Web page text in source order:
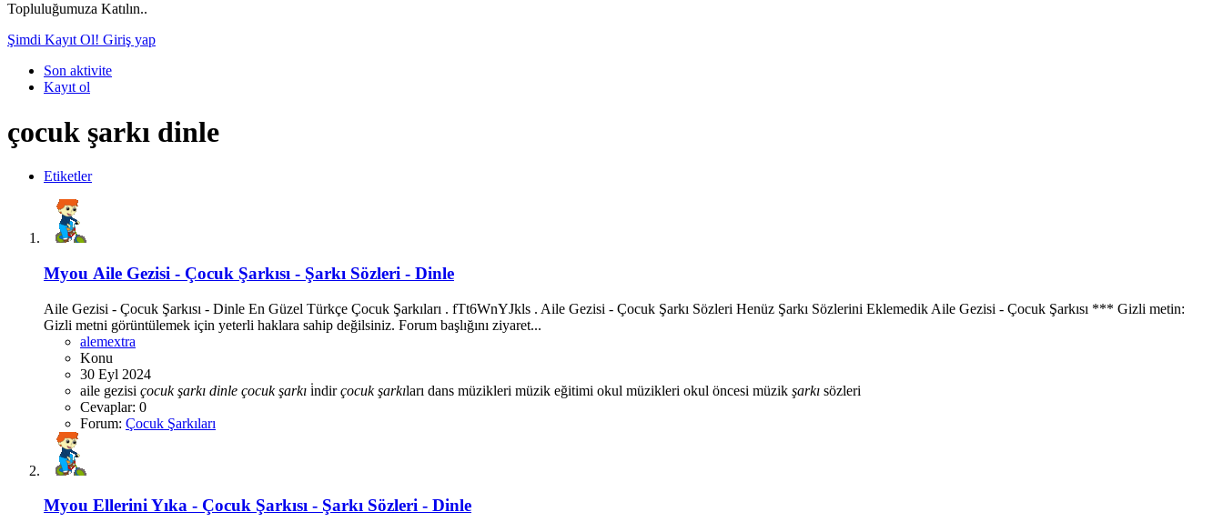
Topluluğumuza Katılın..
Şimdi Kayıt Ol! Giriş yap
Son aktivite
Kayıt ol
çocuk şarkı dinle
Etiketler
Myou Aile Gezisi - Çocuk Şarkısı - Şarkı Sözleri - Dinle
Aile Gezisi - Çocuk Şarkısı - Dinle En Güzel Türkçe Çocuk Şarkıları . fTt6WnYJkls . Aile Gezisi - Çocuk Şarkı Sözleri Henüz Şarkı Sözlerini Eklemedik Aile Gezisi - Çocuk Şarkısı *** Gizli metin:
Gizli metni görüntülemek için yeterli haklara sahip değilsiniz. Forum başlığını ziyaret...
alemextra
Konu
30 Eyl 2024
aile gezisi çocuk şarkı dinle çocuk şarkı i̇ndirçocuk şarkıları dans müzikleri müzik eğitimi okul müzikleri okul öncesi müzik şarkı sözleri
Cevaplar: 0
Forum: Çocuk Şarkıları
Myou Ellerini Yıka - Çocuk Şarkısı - Şarkı Sözleri - Dinle